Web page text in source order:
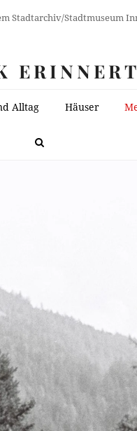
Stadtarchiv/Stadtmuseum
Alltag Häuser